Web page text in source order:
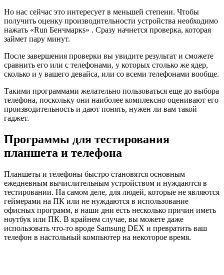
Но нас сейчас это интересует в меньшей степени. Чтобы
получить оценку производительности устройства необходимо
нажать «Run Бенчмаркs» . Сразу начнется проверка, которая
займет пару минут.
После завершения проверки вы увидите результат и сможете
сравнить его или с телефонами, у которых столько же ядер,
сколько и у вашего девайса, или со всеми телефонами вообще.
Такими программами желательно пользоваться еще до выбора
телефона, поскольку они наиболее комплексно оценивают его
производительность и дают понять, нужен ли вам такой
гаджет.
Программы для тестирования
планшета и телефона
Планшеты и телефоны быстро становятся основным
ежедневным вычислительным устройством и нуждаются в
тестировании. На самом деле, для людей, которые не являются
геймерами на ПК или не нуждаются в использование
офисных программ, в наши дни есть несколько причин иметь
ноутбук или ПК. В крайнем случае, вы можете даже
использовать что-то вроде Samsung DEX и превратить ваш
телефон в настольный компьютер на некоторое время.